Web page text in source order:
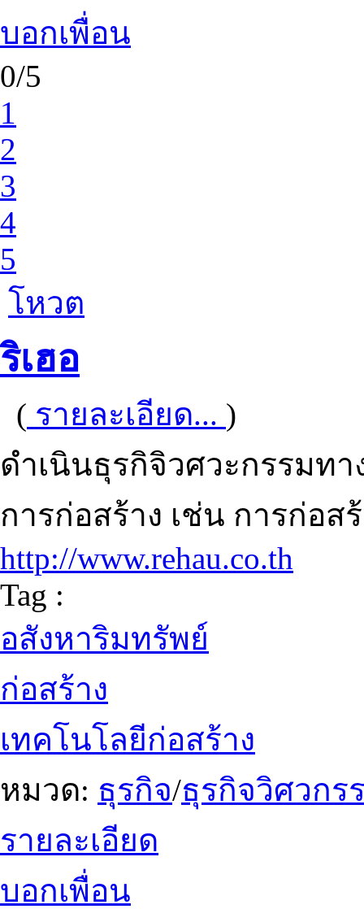
บอกเพื่อน
0/5
1
2
3
4
5
โหวต
ริเฮอ
( รายละเอียด... )
ดำเนินธุรกิจิวศวะกรรมท
การก่อสร้าง เช่น การก่อ
http://www.rehau.co.th
Tag :
อสังหาริมทรัพย์
ก่อสร้าง
เทคโนโลยีก่อสร้าง
หมวด: ธุรกิจ/ธุรกิจวิศวกร
รายละเอียด
บอกเพื่อน